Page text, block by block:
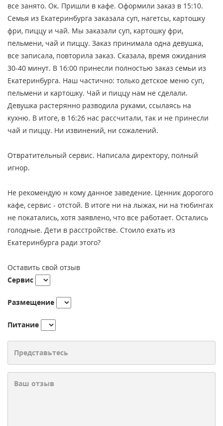
все занято. Ок. Пришли в кафе. Оформили заказ в 15:10.
Семья из Екатеринбурга заказала суп, нагетсы, картошку
фри, пиццу и чай. Мы заказали суп, картошку фри,
пельмени, чай и пиццу. Заказ принимала одна девушка,
все записала, повторила заказ. Сказала, время ожидания
30-40 минут. В 16:00 принесли полностью заказ семьи из
Екатеринбурга. Наш частично: только детское меню суп,
пельмени и картошку. Чай и пиццу нам не сделали.
Девушка растерянно разводила руками, ссылаясь на
кухню. В итоге, в 16:26 нас рассчитали, так и не принесли
чай и пиццу. Ни извинений, ни сожалений.
Отвратительный сервис. Написала директору, полный
игнор.
Не рекомендую н кому данное заведение. Ценник дорогого
кафе, сервис - отстой. В итоге ни на лыжах, ни на тюбингах
не покатались, хотя заявлено, что все работает. Остались
голодные. Дети в расстройстве. Стоило ехать из
Екатеринбурга ради этого?
Оставить свой отзыв
Сервис
Размещение
Питание